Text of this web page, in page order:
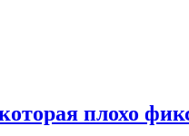
плохо